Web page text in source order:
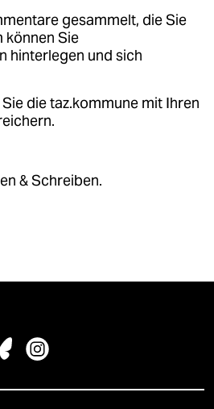
gesammelt, die Sie
können Sie
hinterlegen und sich
die taz.kommune mit Ihren
& Schreiben.